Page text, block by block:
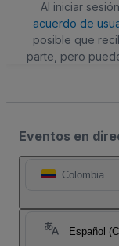
Al iniciar
acuerdo de
posible que
parte, pero
Eventos en
Colombia
Español